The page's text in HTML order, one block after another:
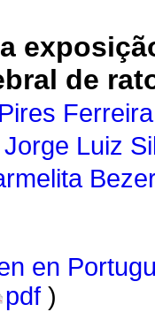
de
Luiz
en
pdf )